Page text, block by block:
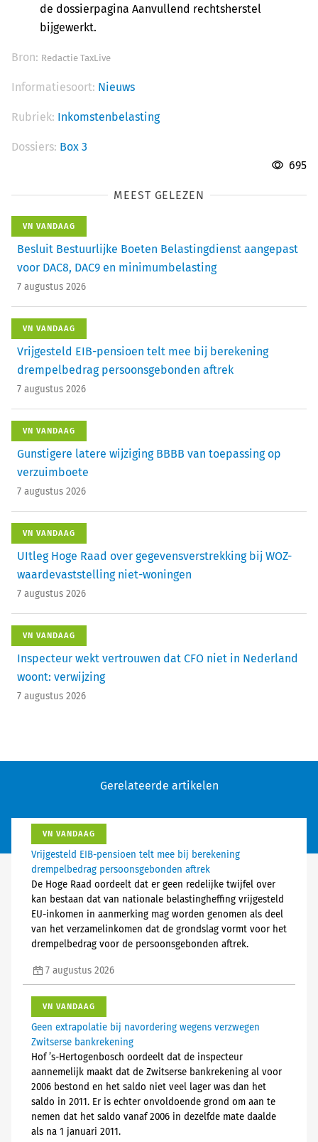
de dossierpagina Aanvullend rechtsherstel
bijgewerkt.
Bron: Redactie TaxLive
Informatiesoort: Nieuws
Rubriek: Inkomstenbelasting
Dossiers: Box 3
695
MEEST GELEZEN
VN VANDAAG
Besluit Bestuurlijke Boeten Belastingdienst aangepast
voor DAC8, DAC9 en minimumbelasting
7 augustus 2026
VN VANDAAG
Vrijgesteld EIB-pensioen telt mee bij berekening
drempelbedrag persoonsgebonden aftrek
7 augustus 2026
VN VANDAAG
Gunstigere latere wijziging BBBB van toepassing op
verzuimboete
7 augustus 2026
VN VANDAAG
UItleg Hoge Raad over gegevensverstrekking bij WOZ-
waardevaststelling niet-woningen
7 augustus 2026
VN VANDAAG
Inspecteur wekt vertrouwen dat CFO niet in Nederland
woont: verwijzing
7 augustus 2026
Gerelateerde artikelen
VN VANDAAG
Vrijgesteld EIB-pensioen telt mee bij berekening
drempelbedrag persoonsgebonden aftrek
De Hoge Raad oordeelt dat er geen redelijke twijfel over
kan bestaan dat van nationale belastingheffing vrijgesteld
EU-inkomen in aanmerking mag worden genomen als deel
van het verzamelinkomen dat de grondslag vormt voor het
drempelbedrag voor de persoonsgebonden aftrek.
7 augustus 2026
VN VANDAAG
Geen extrapolatie bij navordering wegens verzwegen
Zwitserse bankrekening
Hof ’s-Hertogenbosch oordeelt dat de inspecteur
aannemelijk maakt dat de Zwitserse bankrekening al voor
2006 bestond en het saldo niet veel lager was dan het
saldo in 2011. Er is echter onvoldoende grond om aan te
nemen dat het saldo vanaf 2006 in dezelfde mate daalde
als na 1 januari 2011.